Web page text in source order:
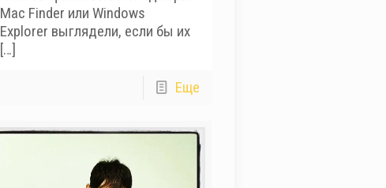
Mac Finder или Windows
Explorer выглядели, если бы их
[…]
Еще